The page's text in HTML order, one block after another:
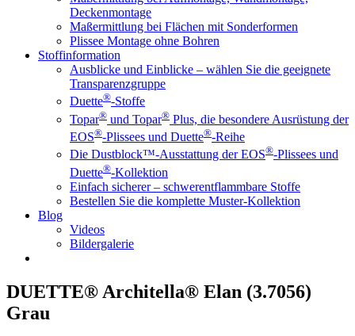
Deckenmontage
Maßermittlung bei Flächen mit Sonderformen
Plissee Montage ohne Bohren
Stoffinformation
Ausblicke und Einblicke – wählen Sie die geeignete
Transparenzgruppe
Duette®-Stoffe
Topar® und Topar® Plus, die besondere Ausrüstung der
EOS®-Plissees und Duette®-Reihe
Die Dustblock™-Ausstattung der EOS®-Plissees und
Duette®-Kollektion
Einfach sicherer – schwerentflammbare Stoffe
Bestellen Sie die komplette Muster-Kollektion
Blog
Videos
Bildergalerie
DUETTE® Architella® Elan (3.7056)
Grau